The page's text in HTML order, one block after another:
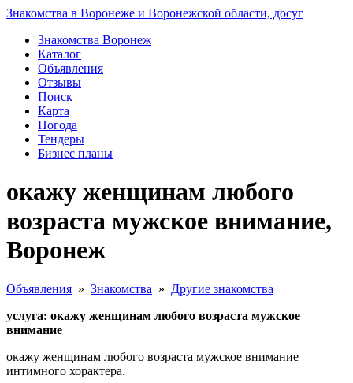
Знакомства в Воронеже и Воронежской области, досуг
Знакомства Воронеж
Каталог
Объявления
Отзывы
Поиск
Карта
Погода
Тендеры
Бизнес планы
окажу женщинам любого
возраста мужское внимание,
Воронеж
Объявления » Знакомства » Другие знакомства
услуга: окажу женщинам любого возраста мужское
внимание
окажу женщинам любого возраста мужское внимание
интимного хорактера.